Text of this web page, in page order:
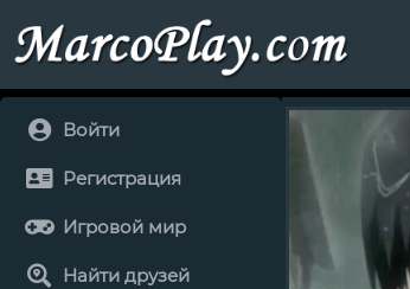
Войти
Регистрация
Игровой мир
Найти друзей